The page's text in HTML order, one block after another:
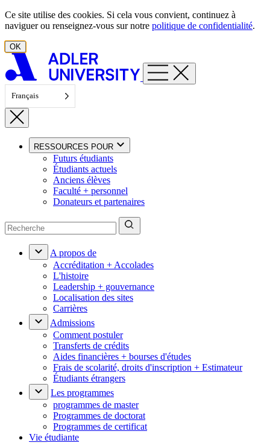
Aller au contenu
Ce site utilise des cookies. Si cela vous convient, continuez à
naviguer ou renseignez-vous sur notre politique de confidentialité.
OK
Français
RESSOURCES POUR
Futurs étudiants
Étudiants actuels
Anciens élèves
Faculté + personnel
Donateurs et partenaires
A propos de
Accréditation + Accolades
L'histoire
Leadership + gouvernance
Localisation des sites
Carrières
Admissions
Comment postuler
Transferts de crédits
Aides financières + bourses d'études
Frais de scolarité, droits d'inscription + Estimateur
Étudiants étrangers
Les programmes
programmes de master
Programmes de doctorat
Programmes de certificat
Vie étudiante